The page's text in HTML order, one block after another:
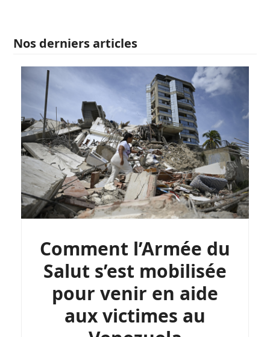
Nos derniers articles
Comment l’Armée du
Salut s’est mobilisée
pour venir en aide
aux victimes au